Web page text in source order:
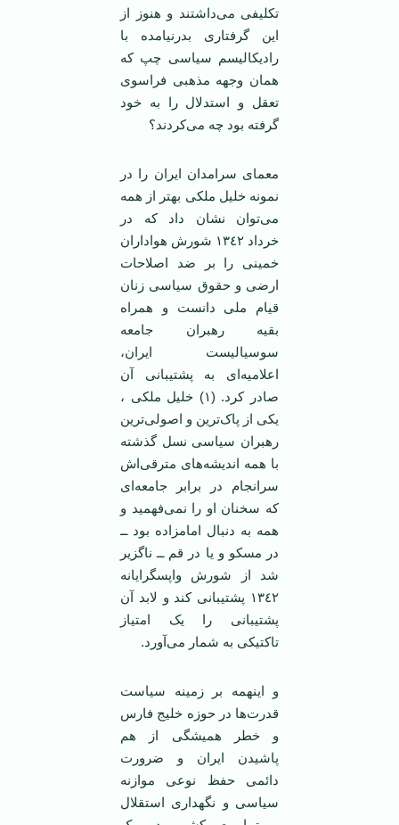
تکلیفی می‌داشتند و هنوز از
این گرفتاری بدر‌نیامده با
رادیکالیسم سیاسی چپ که
همان وجهه مذهبی فراسوی
تعقل و استدلال را به خود
گرفته بود چه می‌کردند؟
معمای سرامدان ایران را در
نمونه خلیل ملکی بهتر از همه
می‌توان نشان داد که در
خرداد ١٣٤٢ شورش هواداران
خمینی را بر ضد اصلاحات
ارضی و حقوق سیاسی زنان
قیام ملی دانست و همراه
بقیه رهبران جامعه
سوسیالیست ایران،
اعلامیه‌ای به پشتیبانی آن
صادر کرد. (١) خلیل ملکی ،
یکی از پاک‌ترین و اصولی‌ترین
رهبران سیاسی نسل گذشته
با همه اندیشه‌های مترقی‌اش
سرانجام در برابر جامعه‌ای
که سخنان او را نمی‌فهمید و
همه به دنبال امامزاده بود ــ
در مسکو و یا در قم ــ ناگزیر
شد از شورش واپسگرایانه
١٣٤٢ پشتیبانی کند و لابد آن
پشتیبانی را یک امتیاز
تاکتیکی به شمار می‌آورد.
و اینهمه بر زمینه سیاست
قدرت‌ها در حوزه خلیج فارس
و خطر همیشگی از هم
پاشیدن ایران و ضرورت
دائمی حفظ نوعی موازنه
سیاسی و نگهداری استقلال